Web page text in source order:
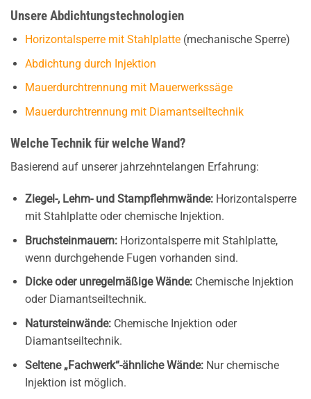
Unsere Abdichtungstechnologien
Horizontalsperre mit Stahlplatte(mechanische Sperre)
Abdichtung durch Injektion
Mauerdurchtrennung mit Mauerwerkssäge
Mauerdurchtrennung mit Diamantseiltechnik
Welche Technik für welche Wand?
Basierend auf unserer jahrzehntelangen Erfahrung:
Ziegel-, Lehm- und Stampflehmwände:Horizontalsperre
mit Stahlplatte oder chemische Injektion.
Bruchsteinmauern:Horizontalsperre mit Stahlplatte,
wenn durchgehende Fugen vorhanden sind.
Dicke oder unregelmäßige Wände:Chemische Injektion
oder Diamantseiltechnik.
Natursteinwände:Chemische Injektion oder
Diamantseiltechnik.
Seltene „Fachwerk“-ähnliche Wände:Nur chemische
Injektion ist möglich.